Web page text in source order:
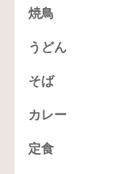
焼鳥
うどん
そば
カレー
定食